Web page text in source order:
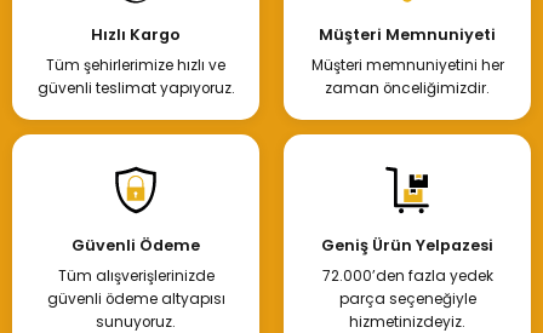
Hızlı Kargo
Tüm şehirlerimize hızlı ve
güvenli teslimat yapıyoruz.
Müşteri Memnuniyeti
Müşteri memnuniyetini her
zaman önceliğimizdir.
Güvenli Ödeme
Tüm alışverişlerinizde
güvenli ödeme altyapısı
sunuyoruz.
Geniş Ürün Yelpazesi
72.000’den fazla yedek
parça seçeneğiyle
hizmetinizdeyiz.